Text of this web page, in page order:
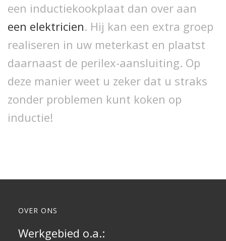
een inductiekookplaat dan over aan
een elektricien. Hij kan een extra groep
realiseren in uw meterkast en plaatst
daarnaast de perilex-aansluiting. Op
deze manier weet u zeker dat u straks
zonder problemen kunt koken op
inductie!
OVER ONS
Werkgebied o.a.: